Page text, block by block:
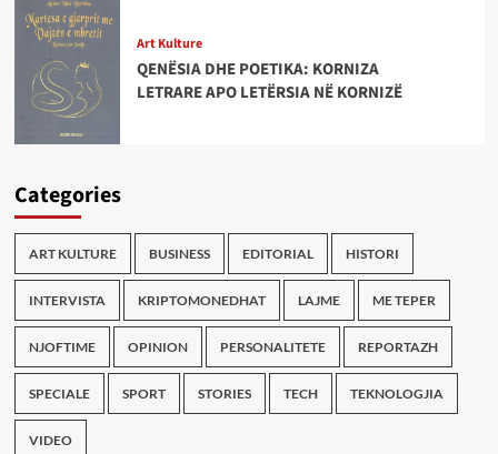
Art Kulture
QENËSIA DHE POETIKA: KORNIZA
LETRARE APO LETËRSIA NË KORNIZË
Categories
ART KULTURE BUSINESS EDITORIAL HISTORI
INTERVISTA KRIPTOMONEDHAT LAJME ME TEPER
NJOFTIME OPINION PERSONALITETE REPORTAZH
SPECIALE SPORT STORIES TECH TEKNOLOGJIA
VIDEO